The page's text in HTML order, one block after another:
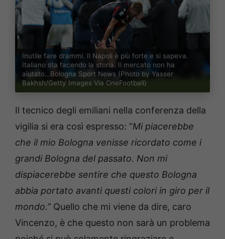
Inutile fare drammi. Il Napoli è più forte e si sapeva.
Italiano sta facendo la storia. Il mercato non ha
aiutato…Bologna Sport News (Photo by Yasser
Bakhsh/Getty Images Via OneFootball)
Il tecnico degli emiliani nella conferenza della
vigilia si era così espresso: “Mi piacerebbe
che il mio Bologna venisse ricordato come i
grandi Bologna del passato. Non mi
dispiacerebbe sentire che questo Bologna
abbia portato avanti questi colori in giro per il
mondo.” Quello che mi viene da dire, caro
Vincenzo, è che questo non sarà un problema